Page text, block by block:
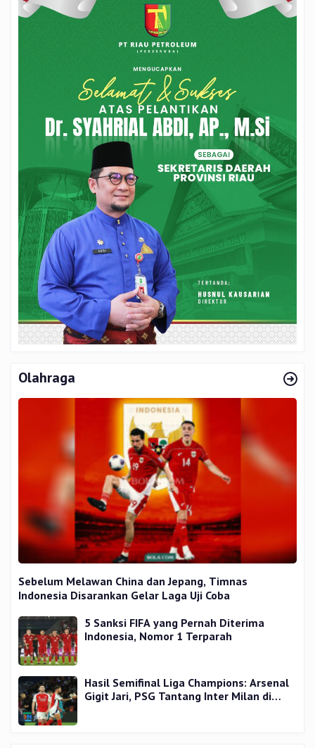
Olahraga
Sebelum Melawan China dan Jepang, Timnas
Indonesia Disarankan Gelar Laga Uji Coba
5 Sanksi FIFA yang Pernah Diterima
Indonesia, Nomor 1 Terparah
Hasil Semifinal Liga Champions: Arsenal
Gigit Jari, PSG Tantang Inter Milan di